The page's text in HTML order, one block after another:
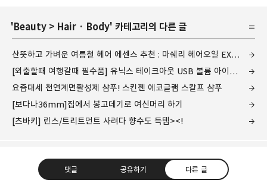
' Beauty > Hair · Body' 카테고리의 다른 글
산뜻하고 가벼운 여름철 헤어 에센스 추천 : 마쉐리 헤어오일 EX and 아쿠아 듀 에너지 EX
[외출할때 여행갈때 필수품] 유닉스 테이크아웃 USB 볼륨 아이론 미니고데기
요즘대세 천연계면활성제 샴푸! 스킨젠 에코글램 스칼프 샴푸
[보다나36mm]집에서 봉고데기로 여신머리 하기
[츠바키] 린스/트리트먼트 사려다 향수도 득템><!
댓글 공유하기 다른 글